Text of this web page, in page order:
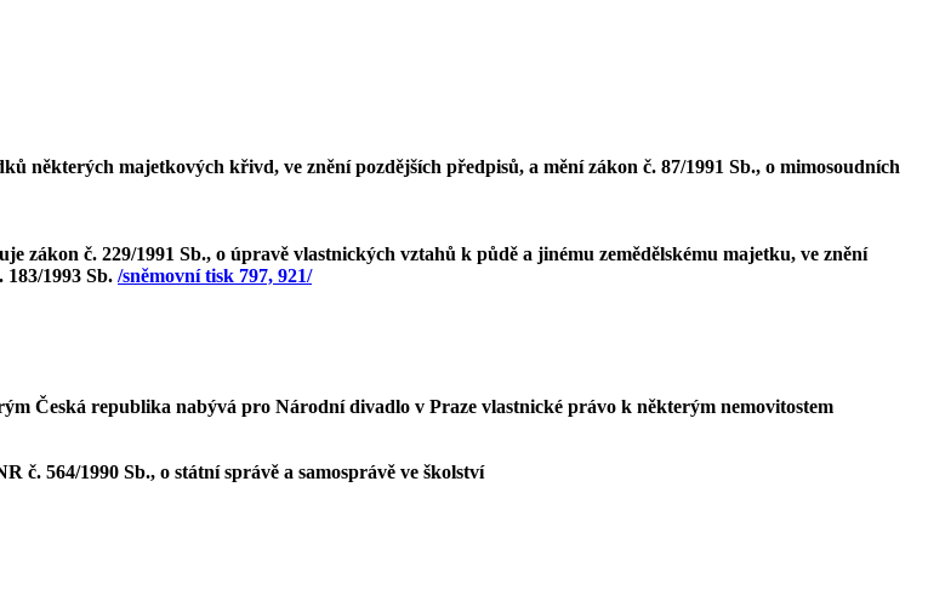
některých majetkových křivd, ve znění pozdějších předpisů, a mění zákon č. 87/1991 Sb., o mimosoudních
zákon č. 229/1991 Sb., o úpravě vlastnických vztahů k půdě a jinému zemědělskému majetku, ve znění
183/1993 Sb. /sněmovní tisk 797, 921/
Česká republika nabývá pro Národní divadlo v Praze vlastnické právo k některým nemovitostem
564/1990 Sb., o státní správě a samosprávě ve školství